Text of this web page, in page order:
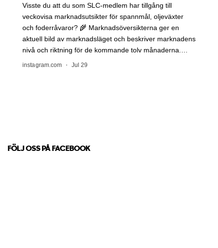
FÖLJ OSS PÅ FACEBOOK